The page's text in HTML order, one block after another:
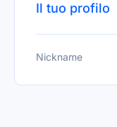
Il tuo profilo
Nickname